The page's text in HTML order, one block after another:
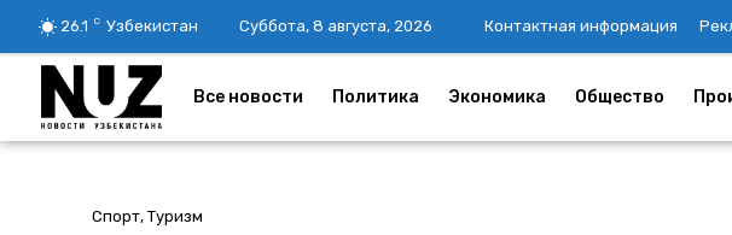
26.1 C Узбекистан Суббота, 8 августа, 2026 Контактная информация
Все новости Политика Экономика Общество
Спорт, Туризм